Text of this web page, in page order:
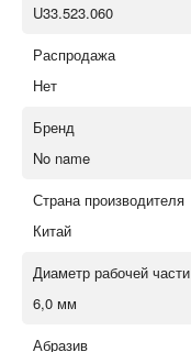
U33.523.060
Распродажа
Нет
Бренд
No name
Страна производителя
Китай
Диаметр рабочей части
6,0 мм
Абразив